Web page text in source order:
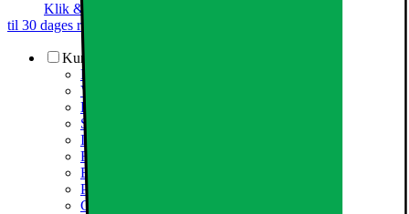
Klik & Hent
til 30 dages returret
Kundeservice
Kundeservice
Varehuse / åbningstider
Elgigantens kundefordele
Services
Information om spam/phishing-emails og SMS
Fortrydelsesret
Elgigantens privatlivspolitik
Partner
Cookiepolitik